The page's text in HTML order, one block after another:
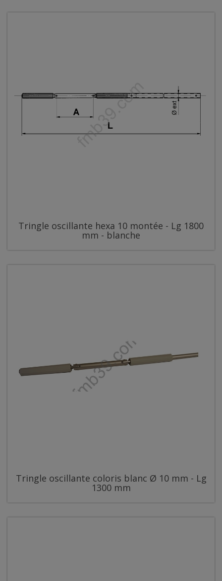
Tringle oscillante hexa 10 montée - Lg 1800
mm - blanche
Tringle oscillante coloris blanc Ø 10 mm - Lg
1300 mm